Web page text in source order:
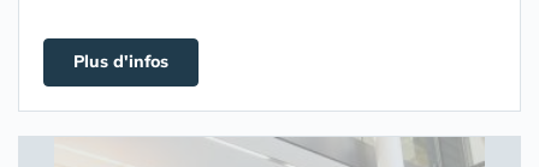
Plus d'infos